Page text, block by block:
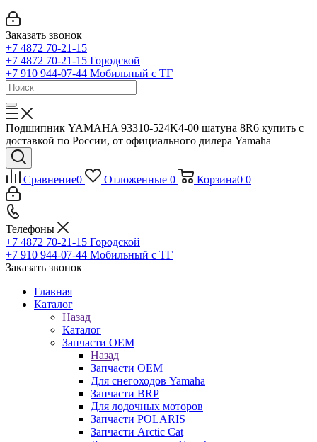
Заказать звонок
+7 4872 70-21-15
+7 4872 70-21-15 Городской
+7 910 944-07-44 Мобильный с ТГ
Подшипник YAMAHA 93310-524K4-00 шатуна 8R6 купить с
доставкой по России, от официального дилера Yamaha
Сравнение0 Отложенные 0 Корзина0 0
Телефоны
+7 4872 70-21-15 Городской
+7 910 944-07-44 Мобильный с ТГ
Заказать звонок
Главная
Каталог
Назад
Каталог
Запчасти OEM
Назад
Запчасти OEM
Для снегоходов Yamaha
Запчасти BRP
Для лодочных моторов
Запчасти POLARIS
Запчасти Arctic Cat